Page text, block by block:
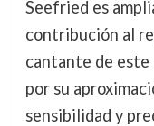
Seefried es
contribución al
cantante de este
por su
sensibilidad y